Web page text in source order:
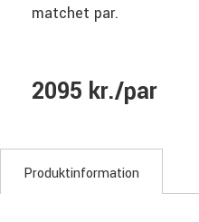
matchet par.
2095 kr./par
Produktinformation